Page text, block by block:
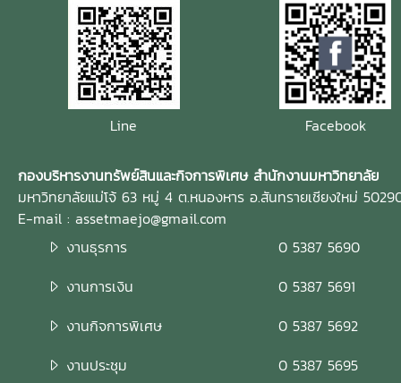
Line Facebook
กองบริหารงานทรัพย์สินและกิจการพิเศษ สำนักงานมหาวิทยาลัย
มหาวิทยาลัยแม่โจ้ 63 หมู่ 4 ต.หนองหาร อ.สันทรายเชียงใหม่
E-mail : assetmaejo@gmail.com
งานธุรการ
0 5387 5690
งานการเงิน
0 5387 5691
งานกิจการพิเศษ
0 5387 5692
งานประชุม
0 5387 5695